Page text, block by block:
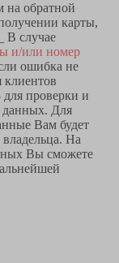
на обратной
карты,
В случае
и/или номер
ошибка не
клиентов
для проверки и
данных. Для
Вам будет
На
Вы сможете